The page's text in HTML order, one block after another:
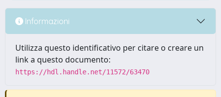
Informazioni
Utilizza questo identificativo per citare o creare un
link a questo documento:
https://hdl.handle.net/11572/63470